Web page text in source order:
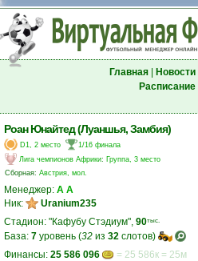
Главная| Новости|
Расписание|
Роан Юнайтед (Луаншья, Замбия)
D1, 2 место
1/16 финала
Лига чемпионов Африки: Группа, 3 место
Сборная: Австрия, мол.
Менеджер: А А
Ник:
Uranium235
Стадион: "Кафубу Стэдиум", 90тыс.
База: 7 уровень (32 из 32 слотов)
Финансы: 25 586 096 = 25 586к = 25м